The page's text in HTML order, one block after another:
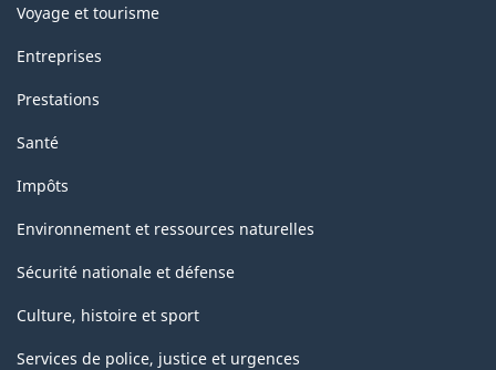
Voyage et tourisme
Entreprises
Prestations
Santé
Impôts
Environnement et ressources naturelles
Sécurité nationale et défense
Culture, histoire et sport
Services de police, justice et urgences